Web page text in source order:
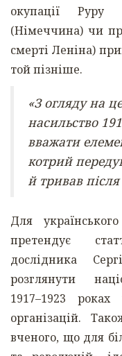
окупації Руру
(Німеччина) чи
смерті Леніна)
той пізніше.
«З огляду на
насильство
вважати
котрий
й тривав після
Для
претендує
дослідника
розглянути
1917–1923 роках
організацій.
вченого, що для